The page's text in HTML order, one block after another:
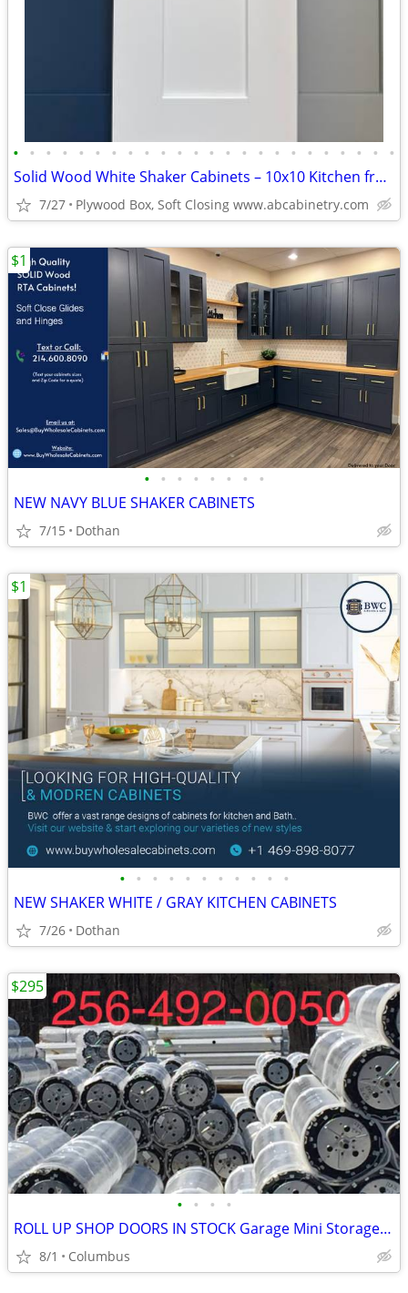
• • • • • • • • • • • • • • • • • • • • • • • •
Solid Wood White Shaker Cabinets – 10x10 Kitchen from $1,950+ (Free De
7/27 Plywood Box, Soft Closing www.abcabinetry.com
• • • • • • • •
NEW NAVY BLUE SHAKER CABINETS
7/15 Dothan
$1
• • • • • • • • • • •
NEW SHAKER WHITE / GRAY KITCHEN CABINETS
7/26 Dothan
$1
• • • •
ROLL UP SHOP DOORS IN STOCK Garage Mini Storage Janus Asta DBCI
8/1 Columbus
$295